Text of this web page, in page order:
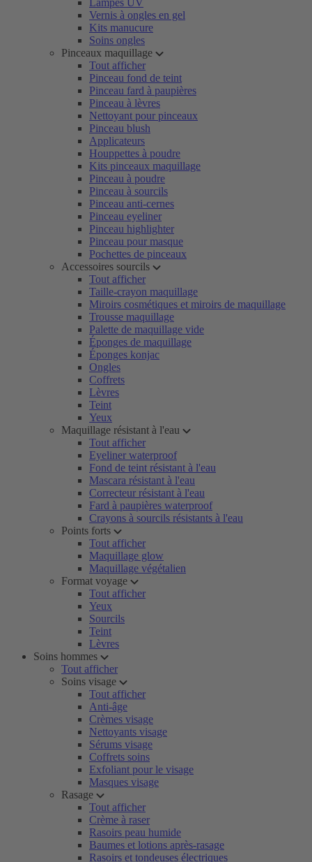
Lampes UV
Vernis à ongles en gel
Kits manucure
Soins ongles
Pinceaux maquillage
Tout afficher
Pinceau fond de teint
Pinceau fard à paupières
Pinceau à lèvres
Nettoyant pour pinceaux
Pinceau blush
Applicateurs
Houppettes à poudre
Kits pinceaux maquillage
Pinceau à poudre
Pinceau à sourcils
Pinceau anti-cernes
Pinceau eyeliner
Pinceau highlighter
Pinceau pour masque
Pochettes de pinceaux
Accessoires sourcils
Tout afficher
Taille-crayon maquillage
Miroirs cosmétiques et miroirs de maquillage
Trousse maquillage
Palette de maquillage vide
Éponges de maquillage
Éponges konjac
Ongles
Coffrets
Lèvres
Teint
Yeux
Maquillage résistant à l'eau
Tout afficher
Eyeliner waterproof
Fond de teint résistant à l'eau
Mascara résistant à l'eau
Correcteur résistant à l'eau
Fard à paupières waterproof
Crayons à sourcils résistants à l'eau
Points forts
Tout afficher
Maquillage glow
Maquillage végétalien
Format voyage
Tout afficher
Yeux
Sourcils
Teint
Lèvres
Soins hommes
Tout afficher
Soins visage
Tout afficher
Anti-âge
Crèmes visage
Nettoyants visage
Sérums visage
Coffrets soins
Exfoliant pour le visage
Masques visage
Rasage
Tout afficher
Crème à raser
Rasoirs peau humide
Baumes et lotions après-rasage
Rasoirs et tondeuses électriques